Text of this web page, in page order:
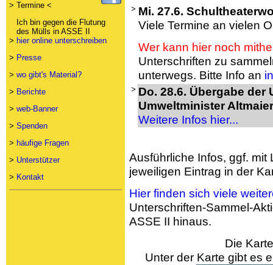
> Termine <
Ich bin gegen die Flutung
des Mülls in ASSE II
> hier online unterschreiben
> Presse
> wo gibt's Material?
> Berichte
> web-Banner
> Spenden
> häufige Fragen
> Unterstützer
> Kontakt
> Mi. 27.6.
Viele Termine an vielen
Wer kann hier noch
Unterschriften zu
unterwegs. Bitte Info an
> Do. 28.6. Übergabe
Umweltminister
Weitere Infos hier...
Ausführliche Infos, ggf. mit
jeweiligen Eintrag in der
Hier finden sich viele
Unterschriften-Sammel-
ASSE II hinaus.
Die
Unter der Karte gibt es